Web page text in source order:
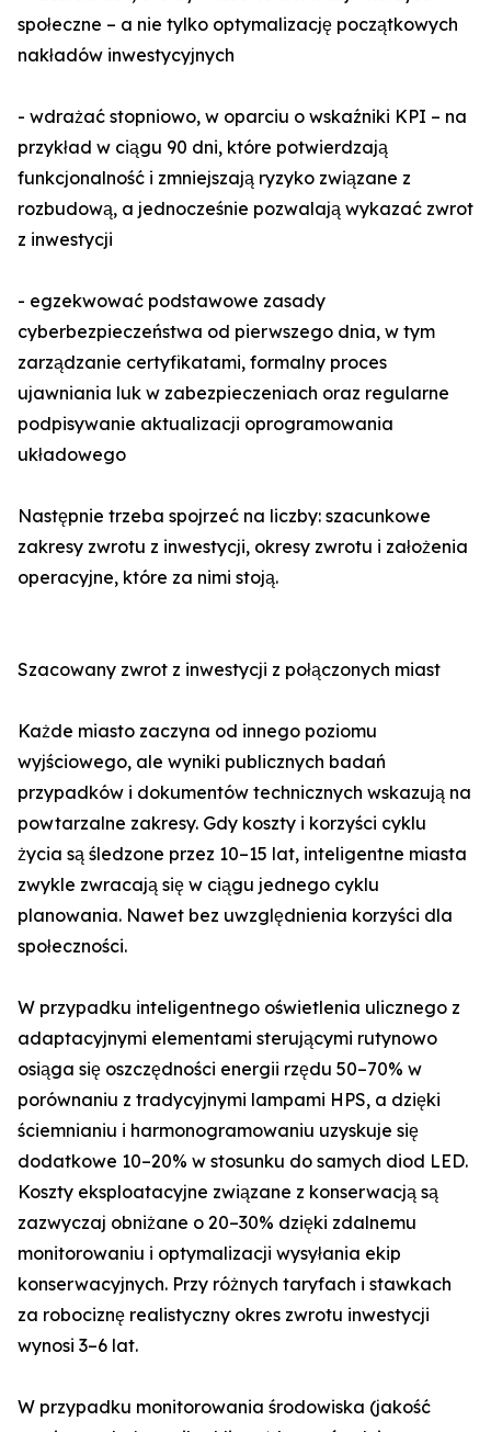
społeczne – a nie tylko optymalizację początkowych
nakładów inwestycyjnych
- wdrażać stopniowo, w oparciu o wskaźniki KPI – na
przykład w ciągu 90 dni, które potwierdzają
funkcjonalność i zmniejszają ryzyko związane z
rozbudową, a jednocześnie pozwalają wykazać zwrot
z inwestycji
- egzekwować podstawowe zasady
cyberbezpieczeństwa od pierwszego dnia, w tym
zarządzanie certyfikatami, formalny proces
ujawniania luk w zabezpieczeniach oraz regularne
podpisywanie aktualizacji oprogramowania
układowego
Następnie trzeba spojrzeć na liczby: szacunkowe
zakresy zwrotu z inwestycji, okresy zwrotu i założenia
operacyjne, które za nimi stoją.
Szacowany zwrot z inwestycji z połączonych miast
Każde miasto zaczyna od innego poziomu
wyjściowego, ale wyniki publicznych badań
przypadków i dokumentów technicznych wskazują na
powtarzalne zakresy. Gdy koszty i korzyści cyklu
życia są śledzone przez 10–15 lat, inteligentne miasta
zwykle zwracają się w ciągu jednego cyklu
planowania. Nawet bez uwzględnienia korzyści dla
społeczności.
W przypadku inteligentnego oświetlenia ulicznego z
adaptacyjnymi elementami sterującymi rutynowo
osiąga się oszczędności energii rzędu 50–70% w
porównaniu z tradycyjnymi lampami HPS, a dzięki
ściemnianiu i harmonogramowaniu uzyskuje się
dodatkowe 10–20% w stosunku do samych diod LED.
Koszty eksploatacyjne związane z konserwacją są
zazwyczaj obniżane o 20–30% dzięki zdalnemu
monitorowaniu i optymalizacji wysyłania ekip
konserwacyjnych. Przy różnych taryfach i stawkach
za robociznę realistyczny okres zwrotu inwestycji
wynosi 3–6 lat.
W przypadku monitorowania środowiska (jakość